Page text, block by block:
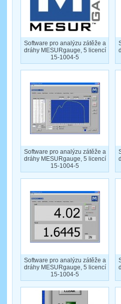
Software pro analýzu zátěže a
dráhy MESURgauge, 5 licencí
15-1004-5
Software pro analýzu zátěže a
dráhy MESURgauge, 5 licencí
15-1004-5
Software pro analýzu zátěže a
dráhy MESURgauge, 5 licencí
15-1004-5